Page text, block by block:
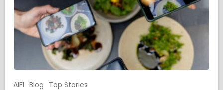
AIFI Blog Top Stories